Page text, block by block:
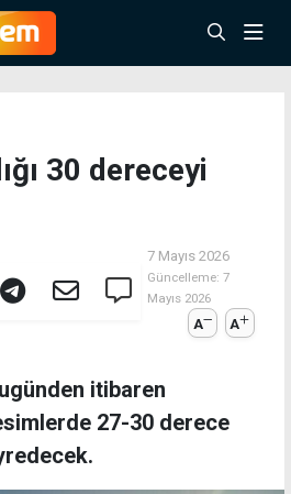
30 dereceyi
7 Mayıs 2026
Güncelleme: 7
Mayıs 2026
A A
itibaren
27-30 derece